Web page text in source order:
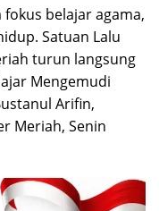
belajar agama,
Satuan Lalu
turun langsung
Mengemudi
Arifin,
Meriah, Senin